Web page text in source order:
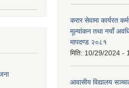
करार सेवामा कार्यरत
मूल्यांकन तथा नयाँ
मापदण्ड २०८१
मिति: 10/29/2024 -
आवासीय विद्यालय